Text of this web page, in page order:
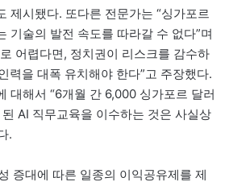
제시됐다. 또다른 전문가는 “싱가포르
기술의 발전 속도를 따라갈 수 없다”며
어렵다면, 정치권이 리스크를 감수하
력을 대폭 유치해야 한다”고 주장했다.
대해서 “6개월 간 6,000 싱가포르 달러
AI 직무교육을 이수하는 것은 사실상
.
증대에 따른 일종의 이익공유제를 제